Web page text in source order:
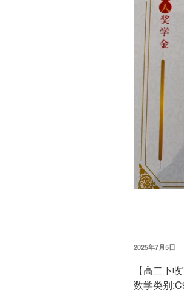
发
2025年7月5日
【高二下
数学类别